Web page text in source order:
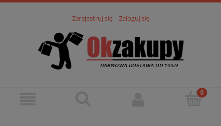
Zarejestruj się Zaloguj się